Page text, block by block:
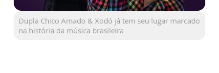
Dupla Chico Amado & Xodó já tem seu lugar marcado
na história da música brasileira